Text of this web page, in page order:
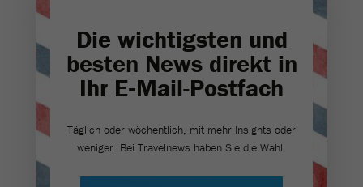
Die wichtigsten und
besten News direkt in
Ihr E‑Mail-Postfach
Täglich oder wöchentlich, mit mehr Insights oder
weniger. Bei Travel­news haben Sie die Wahl.